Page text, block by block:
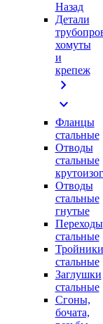
Назад
Детали
хомуты
и
крепеж
chevron_right
expand_more
Фланцы
стальные
Отводы
стальные
Отводы
стальные
гнутые
Переходы
стальные
Тройники
стальные
Заглушки
стальные
Сгоны,
бочата,